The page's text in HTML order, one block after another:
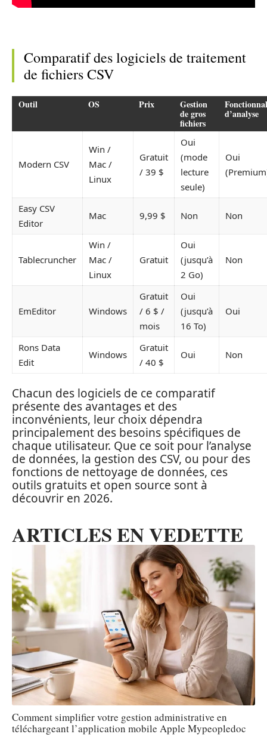
Comparatif des logiciels de traitement
de fichiers CSV
Outil OS Prix Gestion
de gros
fichiers
d’analyse
Modern CSV
Win /
Mac /
Linux
Gratuit
/ 39 $
Oui
(mode
lecture
seule)
Oui
Easy CSV
Editor
Mac 9,99 $ Non Non
Tablecruncher
Win /
Mac /
Linux
Gratuit
Oui
(jusqu’à
2 Go)
Non
EmEditor Windows
Gratuit
/ 6 $ /
mois
Oui
(jusqu’à
16 To)
Oui
Rons Data
Edit
Windows
Gratuit
/ 40 $
Oui Non
Chacun des logiciels de ce comparatif
présente des avantages et des
inconvénients, leur choix dépendra
principalement des besoins spécifiques de
chaque utilisateur. Que ce soit pour l’analyse
de données, la gestion des CSV, ou pour des
fonctions de nettoyage de données, ces
outils gratuits et open source sont à
découvrir en 2026.
ARTICLES EN VEDETTE
Comment simplifier votre gestion administrative en
téléchargeant l’application mobile Apple Mypeopledoc